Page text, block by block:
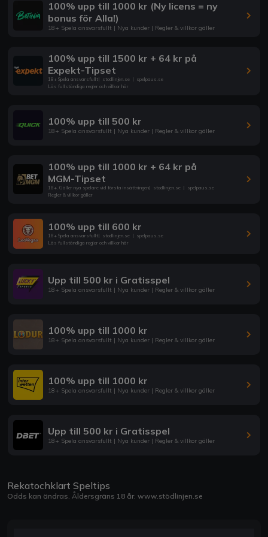
100% upp till 1000 kr (Ny licens = ny
bonus för Alla!)
18+ Spela ansvarsfullt | Nya kunder | Regler & villkor gäller
100% upp till 1500 kr + 64 kr på
Expekt-Tipset
18+ Spela ansvarsfullt| stodlinjen.se | spelpaus.se
Läs fullständiga regler och villkor här
100% upp till 500 kr
18+ Spela ansvarsfullt | Nya kunder | Regler & villkor gäller
100% upp till 1000 kr + 64 kr på
MGM-Tipset
18+. Gäller nya spelare vid första insättningen| stodlinjen.se | spelpaus.se
Regler & villkor gäller
100% upp till 600 kr
18+ Spela ansvarsfullt| stodlinjen.se | spelpaus.se
Läs fullständiga regler och villkor här
Upp till 500 kr i Gratisspel
18+ Spela ansvarsfullt | Nya kunder | Regler & villkor gäller
100% upp till 1000 kr
18+ Spela ansvarsfullt | Nya kunder | Regler & villkor gäller
100% upp till 1000 kr
18+ Spela ansvarsfullt | Nya kunder | Regler & villkor gäller
Upp till 500 kr i Gratisspel
18+ Spela ansvarsfullt | Nya kunder | Regler & villkor gäller
Rekatochklart Speltips
Odds kan ändras. Åldersgräns 18 år. www.stödlinjen.se